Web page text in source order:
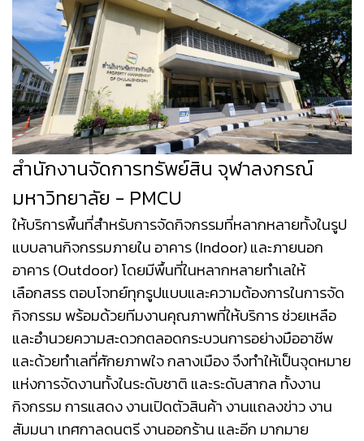
สำนักงานจัดการทรัพย์สิน จุฬาลงกรณ์
มหาวิทยาลัย - PMCU
ให้บริการพื้นที่สำหรับการจัดกิจกรรมที่หลากหลายทั้งในรูป
แบบลานกิจกรรมภายใน อาคาร (Indoor) และภายนอก
อาคาร (Outdoor) โดยมีพื้นที่ในหลากหลายทำเลให้
เลือกสรร ตอบโจทย์ทุกรูปแบบและความต้องการในการจัด
กิจกรรม พร้อมด้วยทีมงานคุณภาพที่ให้บริการ ช่วยเหลือ
และอำนวยความสะดวกตลอดกระบวนการอย่างมืออาชีพ
และด้วยทำเลที่ศักยภาพใจ กลางเมือง จึงทำให้เป็นจุดหมาย
แห่งการจัดงานทั้งในระดับชาติ และระดับสากล ทั้งงาน
กิจกรรม การแสดง งานเปิดตัวสินค้า งานแถลงข่าว งาน
สัมมนา เทศกาลดนตรี งานออกร้าน และอีก มากมาย